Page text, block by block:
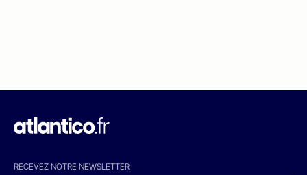
RECEVEZ NOTRE NEWSLETTER